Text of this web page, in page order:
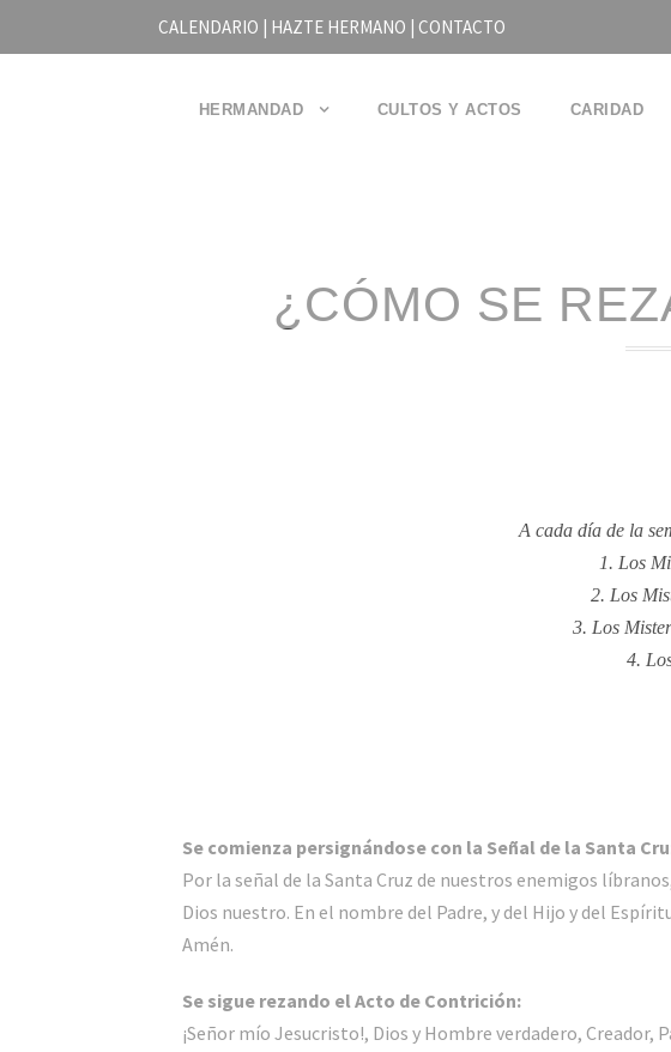
CALENDARIO | HAZTE HERMANO | CONTACTO
HERMANDAD CULTOS Y ACTOS CARIDAD
¿CÓMO SE
A cada día de la
1. Los
2. Los
3. Los
4.
Se comienza persignándose con la Señal de la Santa
Por la señal de la Santa Cruz de nuestros enemigos
Dios nuestro. En el nombre del Padre, y del Hijo y del
Amén.
Se sigue rezando el Acto de Contrición:
¡Señor mío Jesucristo!, Dios y Hombre verdadero, Creador,